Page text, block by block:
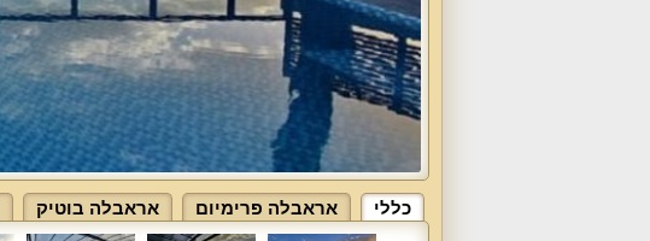
כללי אראבלה פרימיום אראבלה בוטיק